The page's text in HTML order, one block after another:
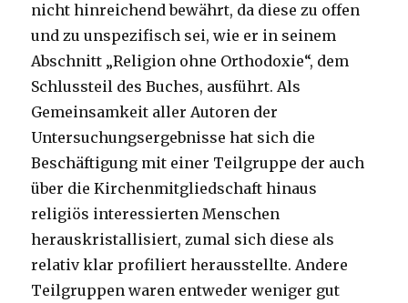
nicht hinreichend bewährt, da diese zu offen
und zu unspezifisch sei, wie er in seinem
Abschnitt „Religion ohne Orthodoxie“, dem
Schlussteil des Buches, ausführt. Als
Gemeinsamkeit aller Autoren der
Untersuchungsergebnisse hat sich die
Beschäftigung mit einer Teilgruppe der auch
über die Kirchenmitgliedschaft hinaus
religiös interessierten Menschen
herauskristallisiert, zumal sich diese als
relativ klar profiliert herausstellte. Andere
Teilgruppen waren entweder weniger gut